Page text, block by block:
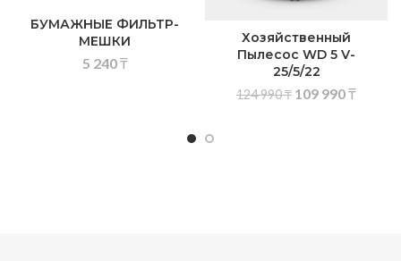
БУМАЖНЫЕ ФИЛЬТР-
МЕШКИ
5 240₸
Хозяйственный
Пылесос WD 5 V-
25/5/22
124 990₸ 109 990₸